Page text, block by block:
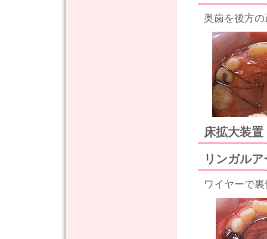
奥歯を後方
床拡大装置
リンガルア
ワイヤーで